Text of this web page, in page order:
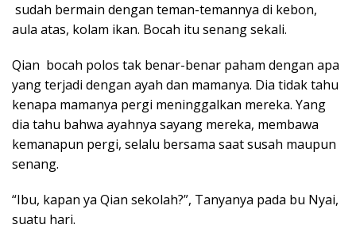
sudah bermain dengan teman-temannya di kebon,
aula atas, kolam ikan. Bocah itu senang sekali.
Qian bocah polos tak benar-benar paham dengan apa
yang terjadi dengan ayah dan mamanya. Dia tidak tahu
kenapa mamanya pergi meninggalkan mereka. Yang
dia tahu bahwa ayahnya sayang mereka, membawa
kemanapun pergi, selalu bersama saat susah maupun
senang.
“Ibu, kapan ya Qian sekolah?”, Tanyanya pada bu Nyai,
suatu hari.